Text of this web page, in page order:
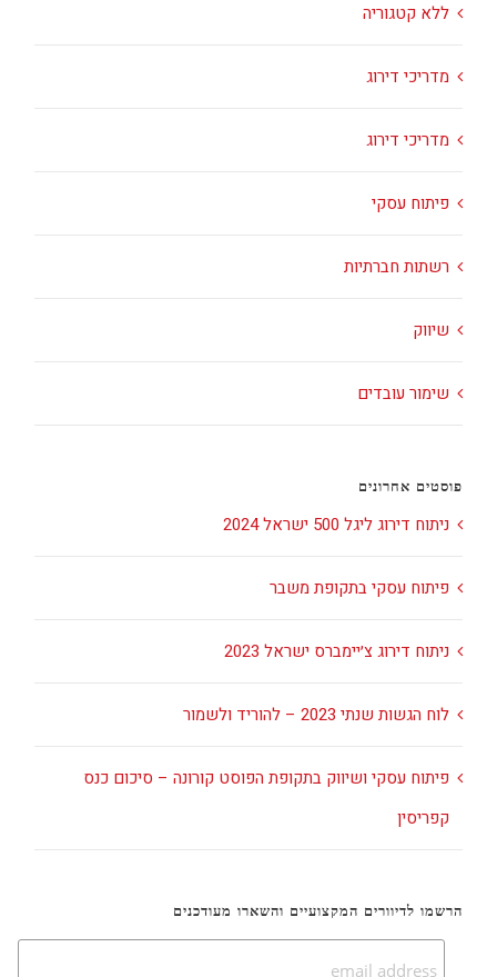
ללא קטגוריה
מדריכי דירוג
מדריכי דירוג
פיתוח עסקי
רשתות חברתיות
שיווק
שימור עובדים
פוסטים אחרונים
ניתוח דירוג ליגל 500 ישראל 2024
פיתוח עסקי בתקופת משבר
ניתוח דירוג צ׳יימברס ישראל 2023
לוח הגשות שנתי 2023 – להוריד ולשמור
פיתוח עסקי ושיווק בתקופת הפוסט קורונה – סיכום כנס
קפריסין
הרשמו לדיוורים המקצועיים והשארו מעודכנים